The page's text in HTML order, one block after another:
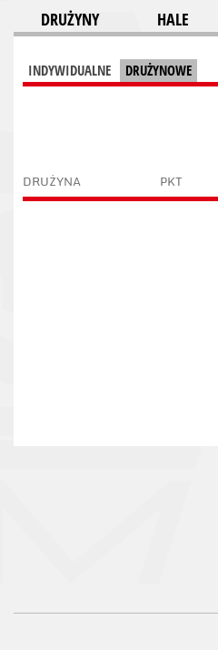
DRUŻYNY HALE
INDYWIDUALNE DRUŻYNOWE
DRUŻYNA PKT